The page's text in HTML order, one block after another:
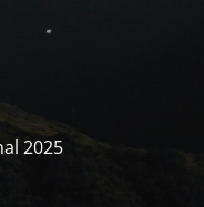
2025